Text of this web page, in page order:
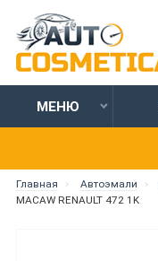
МЕНЮ
Главная Автоэмали
MACAW RENAULT 472 1K